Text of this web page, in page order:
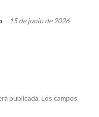
– 15 de junio de 2026
publicada. Los campos